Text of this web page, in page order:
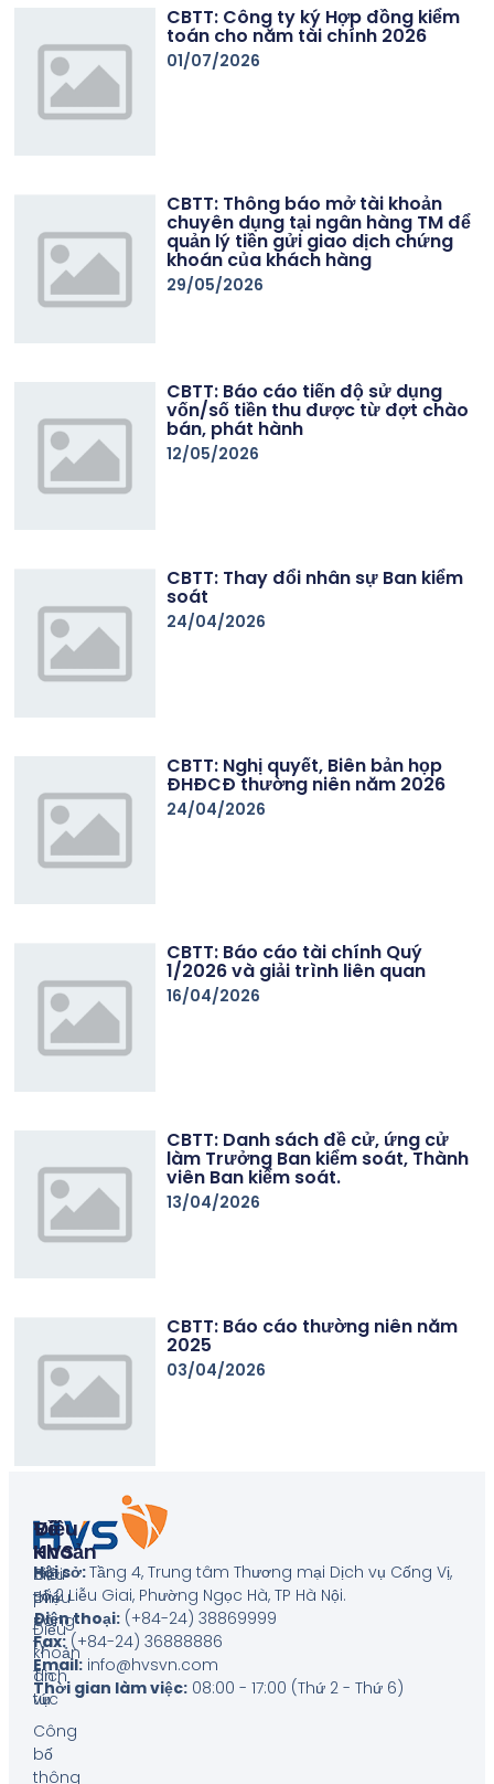
CBTT: Công ty ký Hợp đồng kiểm
toán cho năm tài chính 2026
01/07/2026
CBTT: Thông báo mở tài khoản
chuyên dụng tại ngân hàng TM để
quản lý tiền gửi giao dịch chứng
khoán của khách hàng
29/05/2026
CBTT: Báo cáo tiến độ sử dụng
vốn/số tiền thu được từ đợt chào
bán, phát hành
12/05/2026
CBTT: Thay đổi nhân sự Ban kiểm
soát
24/04/2026
CBTT: Nghị quyết, Biên bản họp
ĐHĐCĐ thường niên năm 2026
24/04/2026
CBTT: Báo cáo tài chính Quý
1/2026 và giải trình liên quan
16/04/2026
CBTT: Danh sách đề cử, ứng cử
làm Trưởng Ban kiểm soát, Thành
viên Ban kiểm soát.
13/04/2026
CBTT: Báo cáo thường niên năm
2025
03/04/2026
Hội sở:Tầng 4, Trung tâm Thương mại Dịch vụ Cống Vị,
số 2 Liễu Giai, Phường Ngọc Hà, TP Hà Nội.
Điện thoại:(+84-24) 38869999
Fax:(+84-24) 36888886
Email:info@hvsvn.com
Thời gian làm việc:08:00 - 17:00 (Thứ 2 - Thứ 6)
Về
HVS
Giới
thiệu
công
ty
Tin
tức
Công
bố
thông
Điều
Khoản
Biểu
phí
Điều
khoản
dịch
vụ